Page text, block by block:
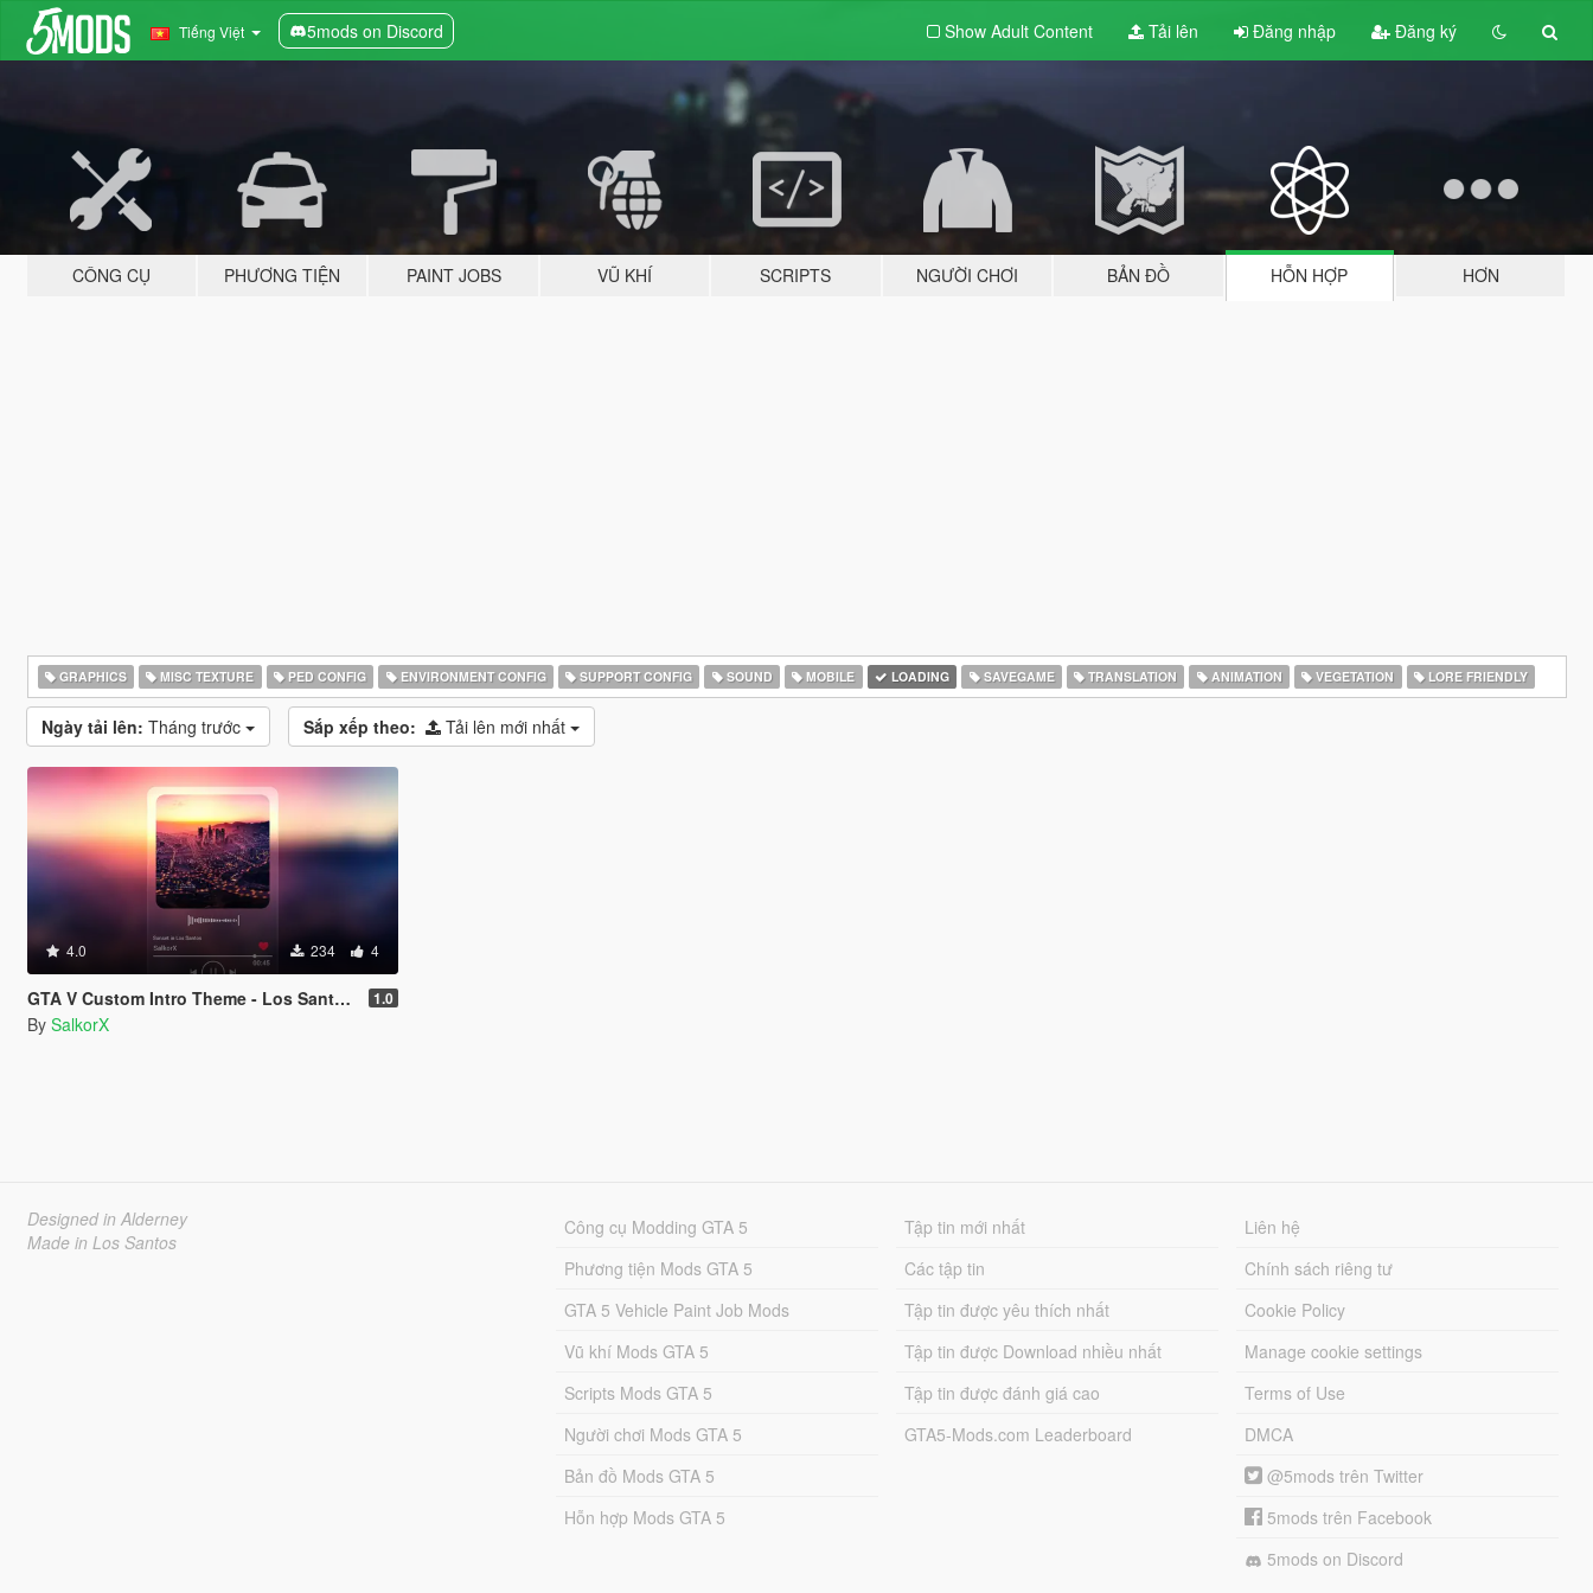
Tiếng Việt 5mods on Discord Show Adult Content Tải lên Đăng nhập Đăng ký
CÔNG CỤ PHƯƠNG TIỆN PAINT JOBS VŨ KHÍ SCRIPTS NGƯỜI CHƠI BẢN ĐỒ HỖN HỢP HƠN
GRAPHICS MISC TEXTURE PED CONFIG ENVIRONMENT CONFIG SUPPORT CONFIG SOUND MOBILE LOADING SAVEGAME TRANSLATION ANIMATION VEGETATION LORE FRIENDLY
Ngày tải lên: Tháng trước Sắp xếp theo: Tải lên mới nhất
4.0 234 4
GTA V Custom Intro Theme - Los Santos Sunset (Main Menu Music Replacement) 1.0
By SalkorX
Designed in Alderney
Made in Los Santos
Công cụ Modding GTA 5
Phương tiện Mods GTA 5
GTA 5 Vehicle Paint Job Mods
Vũ khí Mods GTA 5
Scripts Mods GTA 5
Người chơi Mods GTA 5
Bản đồ Mods GTA 5
Hỗn hợp Mods GTA 5
Tập tin mới nhất
Các tập tin
Tập tin được yêu thích nhất
Tập tin được Download nhiều nhất
Tập tin được đánh giá cao
GTA5-Mods.com Leaderboard
Liên hệ
Chính sách riêng tư
Cookie Policy
Manage cookie settings
Terms of Use
DMCA
@5mods trên Twitter
5mods trên Facebook
5mods on Discord